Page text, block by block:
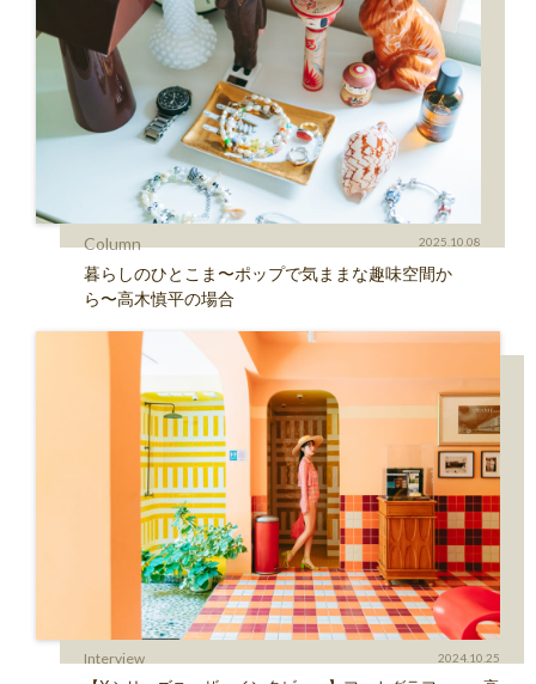
Column 2025.10.08
暮らしのひとこま〜ポップで気ままな趣味空間か
ら〜高木慎平の場合
Interview 2024.10.25